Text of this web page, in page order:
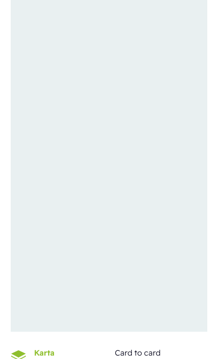
Karta Card to card